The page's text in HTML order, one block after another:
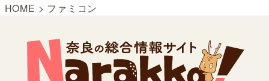
HOME > ファミコン